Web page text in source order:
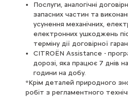
Послуги, аналогічні
запасних частин та
усунення механічних,
електронних ушкоджень
терміну дії договірної
CITROËN Assistance -
дорозі, яка працює 7 днів
години на добу.
*Крім деталей природного
робіт з регламентного
Заміну запасних частин,
нормальної експлуатації,
переліку, зазначеного в
Регулярне технічне
згідно з графіком,
книжкою на автомобіль
CITROËN Assistance -
дорозі, яка працює 7 днів
години на добу.